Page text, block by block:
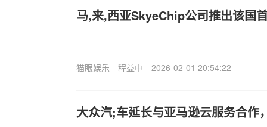
马,来,西亚SkyeChip公司推出该国
猫眼娱乐 程益中 2026-02-01 20:54:22
大众汽;车延长与亚马逊云服务合作